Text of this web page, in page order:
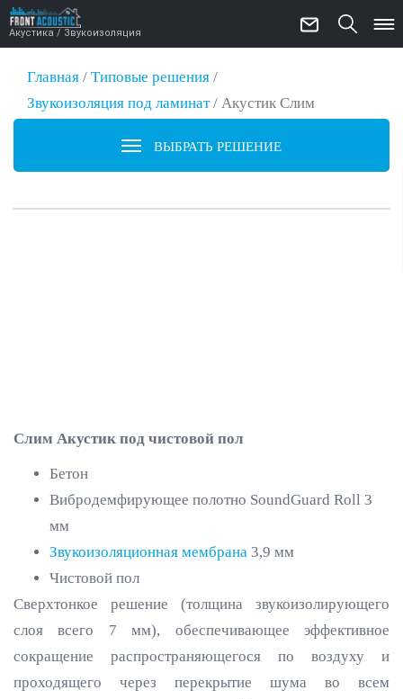
Акустика / Звукоизоляция
Главная / Типовые решения /
Звукоизоляция под ламинат/ Акустик Слим
ВЫБРАТЬ РЕШЕНИЕ
Слим Акустик под чистовой пол
Бетон
Вибродемфирующее полотно SoundGuard Roll 3
мм
Звукоизоляционная мембрана 3,9 мм
Чистовой пол
Сверхтонкое решение (толщина звукоизолирующего
слоя всего 7 мм), обеспечивающее эффективное
сокращение распространяющегося по воздуху и
проходящего через перекрытие шума во всем